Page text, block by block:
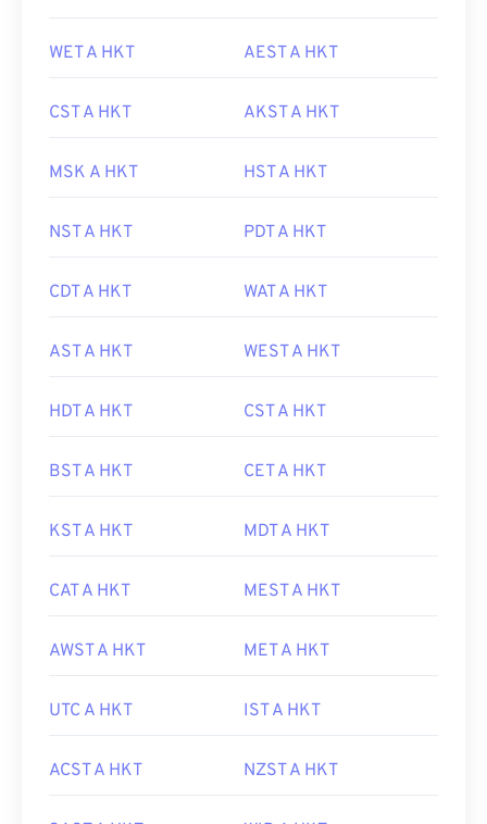
WET A HKT AEST A HKT
CST A HKT AKST A HKT
MSK A HKT HST A HKT
NST A HKT PDT A HKT
CDT A HKT WAT A HKT
AST A HKT WEST A HKT
HDT A HKT CST A HKT
BST A HKT CET A HKT
KST A HKT MDT A HKT
CAT A HKT MEST A HKT
AWST A HKT MET A HKT
UTC A HKT IST A HKT
ACST A HKT NZST A HKT